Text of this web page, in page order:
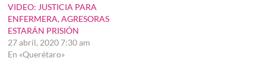
VIDEO: JUSTICIA PARA
ENFERMERA, AGRESORAS
ESTARÁN PRISIÓN
27 abril, 2020 7:30 am
En «Querétaro»